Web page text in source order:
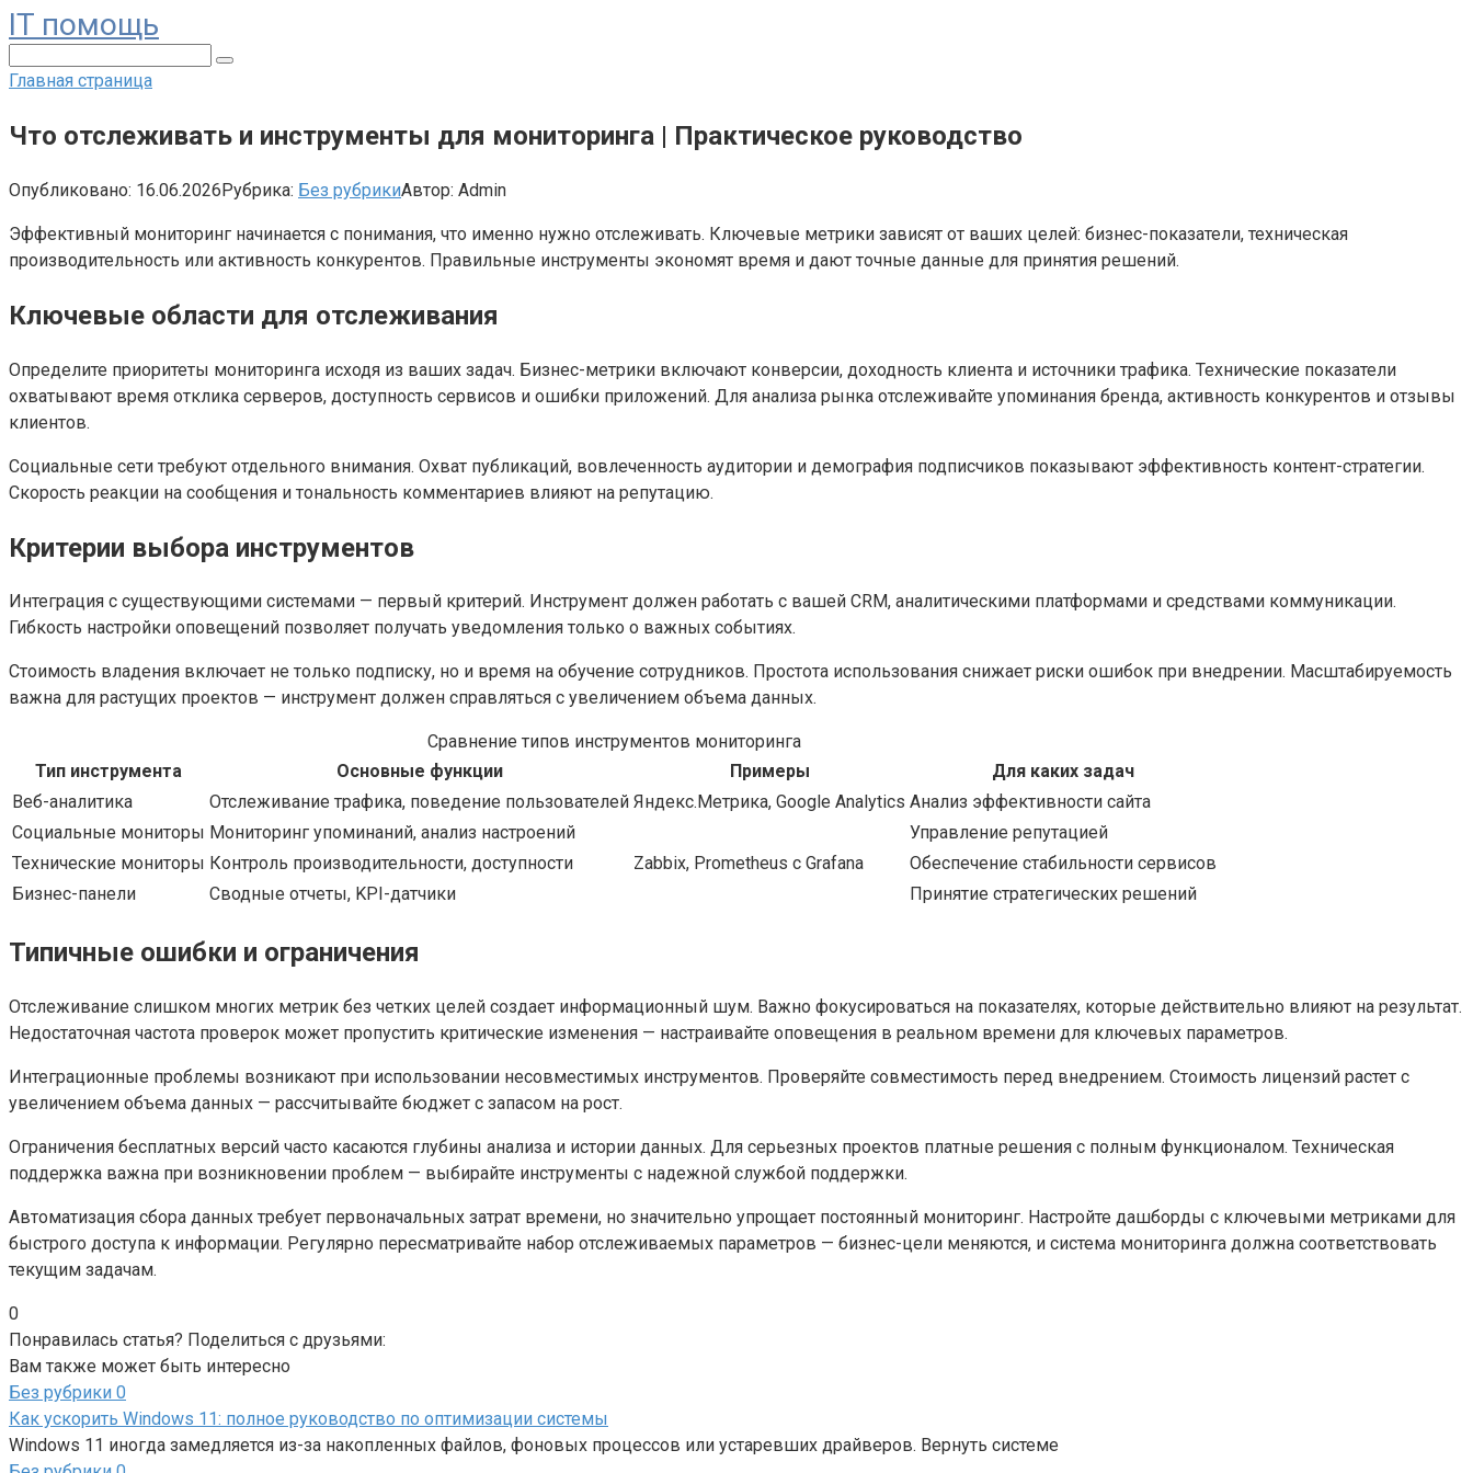
Перейти
к
контенту
IT помощь
Главная страница
Что отслеживать и инструменты для мониторинга | Практическое руководство
Опубликовано: 16.06.2026Рубрика: Без рубрикиАвтор: Admin
Эффективный мониторинг начинается с понимания, что именно нужно отслеживать. Ключевые метрики зависят от ваших целей: бизнес-показатели, техническая
производительность или активность конкурентов. Правильные инструменты экономят время и дают точные данные для принятия решений.
Ключевые области для отслеживания
Определите приоритеты мониторинга исходя из ваших задач. Бизнес-метрики включают конверсии, доходность клиента и источники трафика. Технические показатели
охватывают время отклика серверов, доступность сервисов и ошибки приложений. Для анализа рынка отслеживайте упоминания бренда, активность конкурентов и отзывы
клиентов.
Социальные сети требуют отдельного внимания. Охват публикаций, вовлеченность аудитории и демография подписчиков показывают эффективность контент-стратегии.
Скорость реакции на сообщения и тональность комментариев влияют на репутацию.
Критерии выбора инструментов
Интеграция с существующими системами — первый критерий. Инструмент должен работать с вашей CRM, аналитическими платформами и средствами коммуникации.
Гибкость настройки оповещений позволяет получать уведомления только о важных событиях.
Стоимость владения включает не только подписку, но и время на обучение сотрудников. Простота использования снижает риски ошибок при внедрении. Масштабируемость
важна для растущих проектов — инструмент должен справляться с увеличением объема данных.
Сравнение типов инструментов мониторинга
Тип инструмента
Основные функции Примеры
Для каких задач
Веб-аналитика
Отслеживание трафика, поведение пользователей Яндекс.Метрика, Google Analytics Анализ эффективности сайта
Социальные мониторы Мониторинг упоминаний, анализ настроений
Управление репутацией
Технические мониторы Контроль производительности, доступности Zabbix, Prometheus с Grafana
Обеспечение стабильности сервисов
Бизнес-панели
Сводные отчеты, KPI-датчики Принятие стратегических решений
Типичные ошибки и ограничения
Отслеживание слишком многих метрик без четких целей создает информационный шум. Важно фокусироваться на показателях, которые действительно влияют на результат.
Недостаточная частота проверок может пропустить критические изменения — настраивайте оповещения в реальном времени для ключевых параметров.
Интеграционные проблемы возникают при использовании несовместимых инструментов. Проверяйте совместимость перед внедрением. Стоимость лицензий растет с
увеличением объема данных — рассчитывайте бюджет с запасом на рост.
Ограничения бесплатных версий часто касаются глубины анализа и истории данных. Для серьезных проектов платные решения с полным функционалом. Техническая
поддержка важна при возникновении проблем — выбирайте инструменты с надежной службой поддержки.
Автоматизация сбора данных требует первоначальных затрат времени, но значительно упрощает постоянный мониторинг. Настройте дашборды с ключевыми метриками для
быстрого доступа к информации. Регулярно пересматривайте набор отслеживаемых параметров — бизнес-цели меняются, и система мониторинга должна соответствовать
текущим задачам.
0
Понравилась статья? Поделиться с друзьями:
Вам также может быть интересно
Без рубрики 0
Как ускорить Windows 11: полное руководство по оптимизации системы
Windows 11 иногда замедляется из-за накопленных файлов, фоновых процессов или устаревших драйверов. Вернуть системе